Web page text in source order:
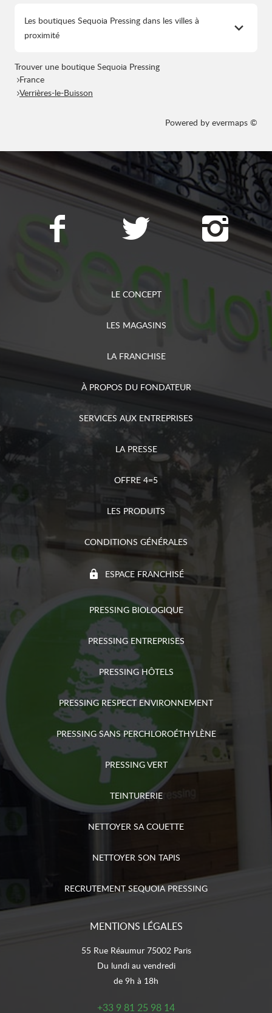
Les boutiques Sequoia Pressing dans les villes à
proximité
Trouver une boutique Sequoia Pressing
France
Verrières-le-Buisson
Powered by evermaps ©
LE CONCEPT
LES MAGASINS
LA FRANCHISE
À PROPOS DU FONDATEUR
SERVICES AUX ENTREPRISES
LA PRESSE
OFFRE 4=5
LES PRODUITS
CONDITIONS GÉNÉRALES
ESPACE FRANCHISÉ
PRESSING BIOLOGIQUE
PRESSING ENTREPRISES
PRESSING HÔTELS
PRESSING RESPECT ENVIRONNEMENT
PRESSING SANS PERCHLOROÉTHYLÈNE
PRESSING VERT
TEINTURERIE
NETTOYER SA COUETTE
NETTOYER SON TAPIS
RECRUTEMENT SEQUOIA PRESSING
MENTIONS LÉGALES
55 Rue Réaumur 75002 Paris
Du lundi au vendredi
de 9h à 18h
+33 9 81 25 98 14